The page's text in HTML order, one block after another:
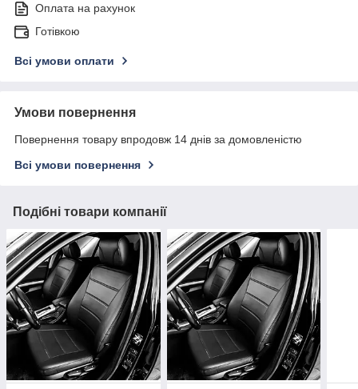
Оплата на рахунок
Готівкою
Всі умови оплати
Умови повернення
Повернення товару впродовж 14 днів за домовленістю
Всі умови повернення
Подібні товари компанії